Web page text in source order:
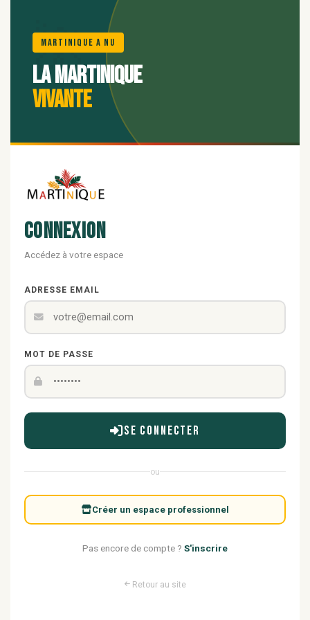
🌺
Martinique A Nu
La Martinique
vivante
Connexion
Accédez à votre espace
ADRESSE EMAIL
MOT DE PASSE
Se connecter
ou
Créer un espace professionnel
Pas encore de compte ? S'inscrire
Retour au site